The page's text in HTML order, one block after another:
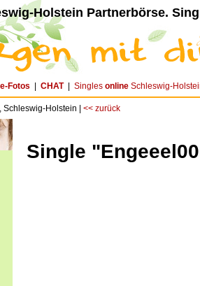
Holstein Partnerbörse.
Fotos CHAT| Singles online Schleswig-
Holstein | << zurück
Single